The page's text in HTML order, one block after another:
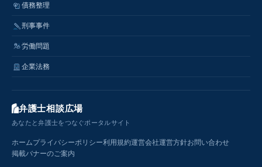
債務整理
刑事事件
労働問題
企業法務
弁護士相談広場
あなたと弁護士をつなぐポータルサイト
ホームプライバシーポリシー利用規約運営会社運営方針お問い合わせ
掲載バナーのご案内